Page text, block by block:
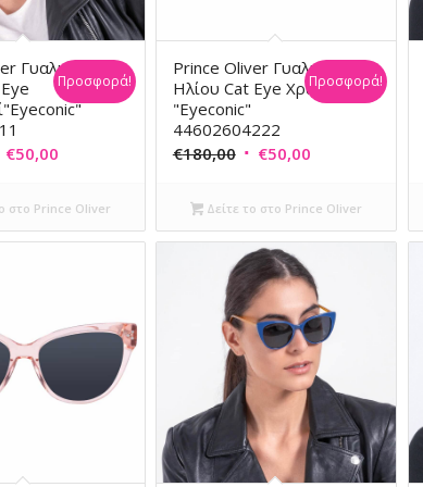
Γυαλιά
€50,00
τιμή
είναι:
Προσφορά!
στο Prince Oliver
Prince Oliver Γυαλιά
Ηλίου Cat Eye Χρυσό
"Eyeconic"
44602604222
€180,00 Original
was:
€180,00.
€50,00Η
τιμή
είναι:
Προσφορά!
Δείτε το στο Prince Oliver